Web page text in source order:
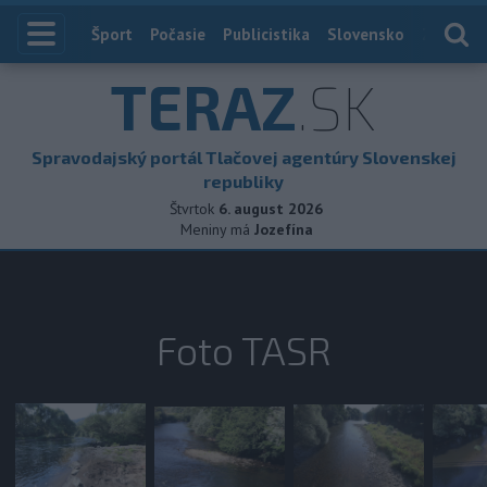
Index
Šport Počasie Publicistika Slovensko
TERAZ.SK
Spravodajský portál Tlačovej agentúry Slovenskej
republiky
Štvrtok 6. august 2026
Meniny má Jozefína
Foto TASR